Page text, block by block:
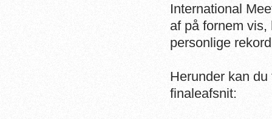
International
af på fornem
personlige
Herunder kan
finaleafsnit: